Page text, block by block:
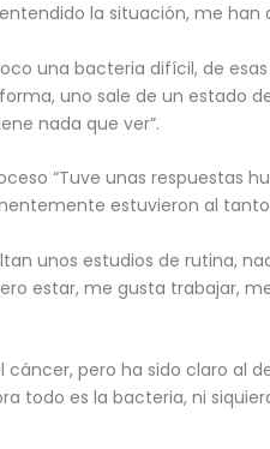
la situación, me
una bacteria difícil, de
uno sale de un estado
nada que ver”.
“Tuve unas respuestas
estuvieron al
unos estudios de rutina,
estar, me gusta trabajar,
pero ha sido claro al
todo es la bacteria, ni